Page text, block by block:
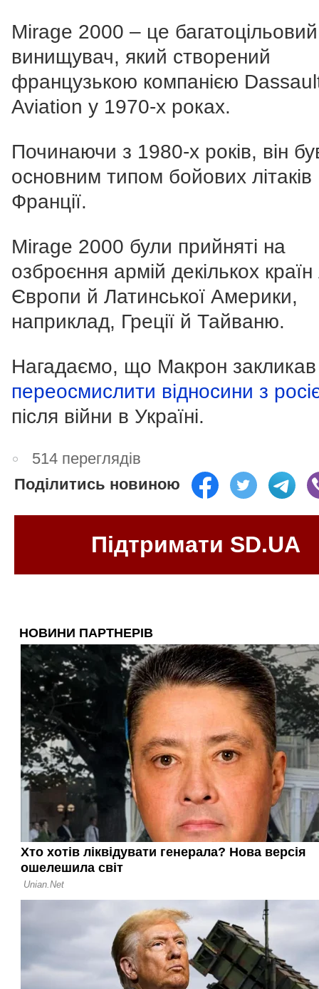
Mirage 2000 – це багатоцільовий
винищувач, який створений
французькою компанією
Aviation у 1970-х роках.
Починаючи з 1980-х років, він
основним типом бойових
Франції.
Mirage 2000 були прийняті на
озброєння армій декількох країн
Європи й Латинської Америки,
наприклад, Греції й Тайваню.
Нагадаємо, що Макрон
переосмислити відносини з
після війни в Україні.
514 переглядів
Поділитись новиною
Підтримати SD.UA